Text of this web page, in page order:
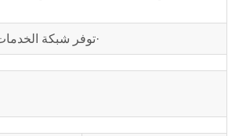
·توفر شبكة